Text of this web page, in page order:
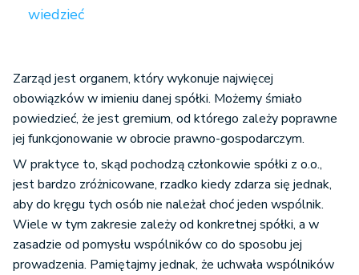
wiedzieć
Zarząd jest organem, który wykonuje najwięcej
obowiązków w imieniu danej spółki. Możemy śmiało
powiedzieć, że jest gremium, od którego zależy poprawne
jej funkcjonowanie w obrocie prawno-gospodarczym.
W praktyce to, skąd pochodzą członkowie spółki z o.o.,
jest bardzo zróżnicowane, rzadko kiedy zdarza się jednak,
aby do kręgu tych osób nie należał choć jeden wspólnik.
Wiele w tym zakresie zależy od konkretnej spółki, a w
zasadzie od pomysłu wspólników co do sposobu jej
prowadzenia. Pamiętajmy jednak, że uchwała wspólników